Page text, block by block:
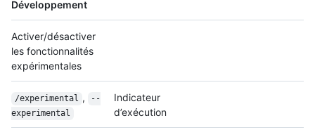
Développement
Activer/désactiver
les fonctionnalités
expérimentales
/experimental ,
--
experimental
Indicateur
d’exécution